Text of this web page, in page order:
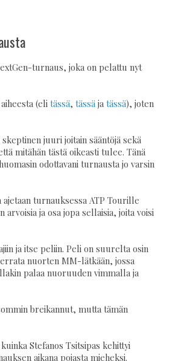
turnaus, joka on pelattu nyt
(eli tässä, tässäja tässä), joten
juuri joitain sääntöjä sekä
mitähän tästä oikeasti tulee. Tänä
odottavani turnausta jo varsin
turnauksessa ATP Tourille
ja osa jopa sellaisia, joita voisi
ja itse peliin. Peli on suurelta osin
nuorten MM-lätkään, jossa
palaa nuoruuden vimmalla ja
breikannut, mutta tämän
Stefanos Tsitsipas kehittyi
aikana pojasta mieheksi.